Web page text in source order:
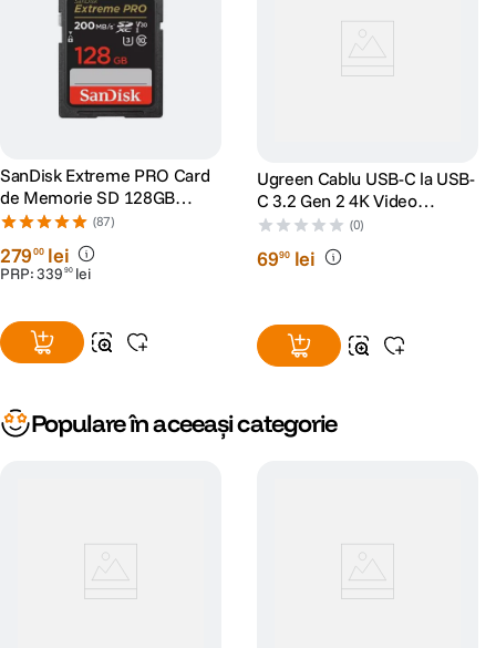
SanDisk Extreme PRO Card
de Memorie SD 128GB
SDXC UHS-I Class 10 U3 V30
+ 2 Ani RescuePRO Deluxe
(87)
27900 lei
PRP:339 90 lei
Ugreen Cablu USB-C la USB-
C 3.2 Gen 2 4K Video
Monitor Display 10Gbps
240W Power Delivery 1m
Negru
(0)
6990 lei
Populare în aceeași categorie